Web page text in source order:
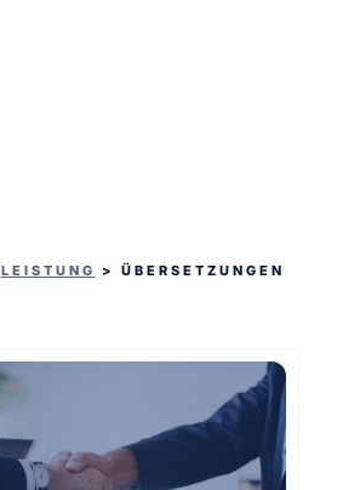
LEISTUNG > ÜBERSETZUNGEN